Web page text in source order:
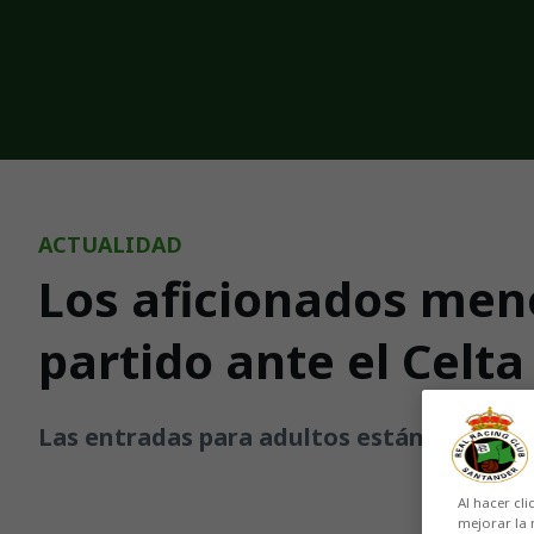
Skip to main content
ACTUALIDAD
Los aficionados
partido ante el Celta
Las entradas para adultos están
Al hacer
mejorar la